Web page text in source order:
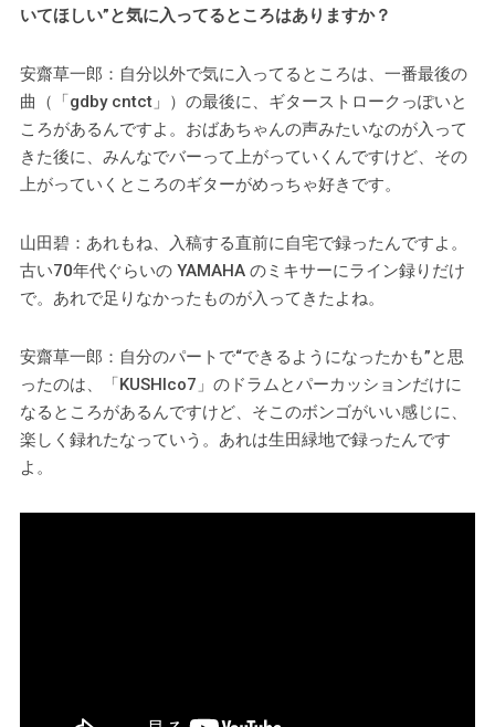
いてほしい”と気に入ってるところはありますか？
安齋草一郎：自分以外で気に入ってるところは、一番最後の
曲（「gdby cntct」）の最後に、ギターストロークっぽいと
ころがあるんですよ。おばあちゃんの声みたいなのが入って
きた後に、みんなでバーって上がっていくんですけど、その
上がっていくところのギターがめっちゃ好きです。
山田碧：あれもね、入稿する直前に自宅で録ったんですよ。
古い70年代ぐらいの YAMAHA のミキサーにライン録りだけ
で。あれで足りなかったものが入ってきたよね。
安齋草一郎：自分のパートで“できるようになったかも”と思
ったのは、「KUSHIco7」のドラムとパーカッションだけに
なるところがあるんですけど、そこのボンゴがいい感じに、
楽しく録れたなっていう。あれは生田緑地で録ったんです
よ。